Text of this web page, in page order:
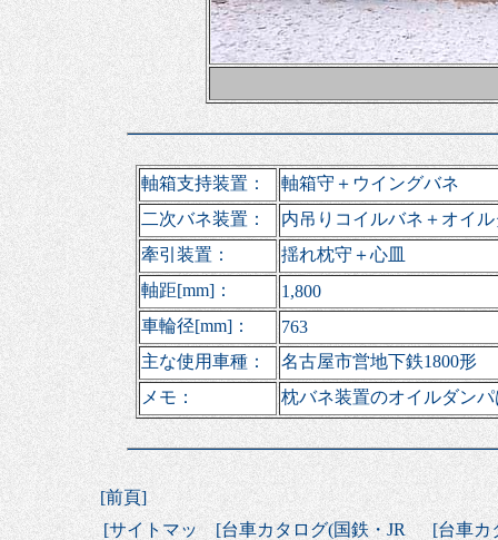
軸箱支持装置：
軸箱守＋ウイングバネ
二次バネ装置：
内吊りコイルバネ＋オイ
牽引装置：
揺れ枕守＋心皿
軸距[mm]：
1,800
車輪径[mm]：
763
主な使用車種：
名古屋市営地下鉄1800形
メモ：
枕バネ装置のオイルダン
[前頁]
[サイトマッ
[台車カタログ(国鉄・JR
[台車カ